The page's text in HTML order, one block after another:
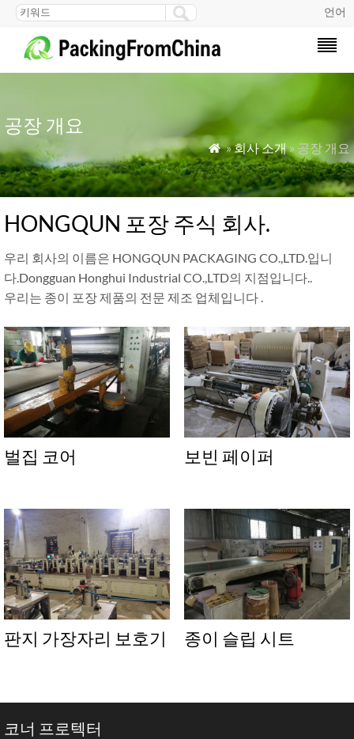
언어
공장 개요
 »회사 소개» 공장 개요
HONGQUN 포장 주식 회사.
우리 회사의 이름은 HONGQUN PACKAGING CO.,LTD.입니
다.Dongguan Honghui Industrial CO.,LTD의 지점입니다..
우리는 종이 포장 제품의 전문 제조 업체입니다 .
벌집 코어 보빈 페이퍼
판지 가장자리 보호기 종이 슬립 시트
코너 프로텍터